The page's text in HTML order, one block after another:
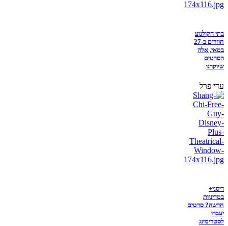
בתי הקולנוע
חוזרים ב-27
במאי, אלה
הסרטים
שיוקרנו
עדי פרל
דיסני+
במדיניות
חדשה? סרטים
יעברו
לסטרימינג